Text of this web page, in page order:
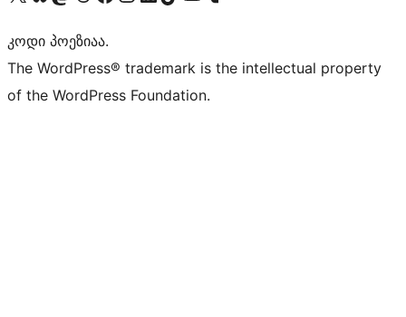
კოდი პოეზიაა.
The WordPress® trademark is the intellectual property
of the WordPress Foundation.